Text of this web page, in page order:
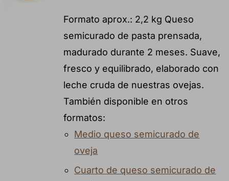
Formato aprox.: 2,2 kg Queso
semicurado de pasta prensada,
madurado durante 2 meses. Suave,
fresco y equilibrado, elaborado con
leche cruda de nuestras ovejas.
También disponible en otros
formatos:
Medio queso semicurado de
oveja
Cuarto de queso semicurado de